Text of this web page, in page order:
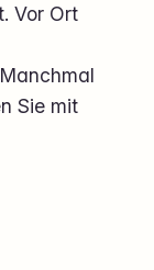
Vor Ort
Sie mit